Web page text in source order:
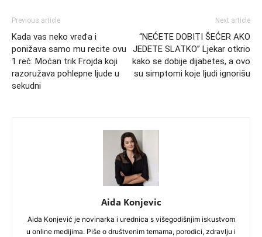
Previous article
Kada vas neko vređa i
ponižava samo mu recite ovu
1 reč: Moćan trik Frojda koji
razoružava pohlepne ljude u
sekudni
Next article
“NEĆETE DOBITI ŠEĆER AKO
JEDETE SLATKO” Ljekar otkrio
kako se dobije dijabetes, a ovo
su simptomi koje ljudi ignorišu
Aida Konjevic
Aida Konjević je novinarka i urednica s višegodišnjim iskustvom
u online medijima. Piše o društvenim temama, porodici, zdravlju i